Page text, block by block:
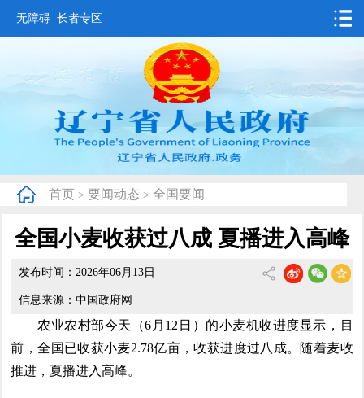
无障碍 长者专区
要闻动态
政务公开
互动交流
数据发布
省情概况
首页 > 要闻动态 > 全国要闻
全国小麦收获过八成 夏播进入高峰
发布时间：2026年06月13日
信息来源：中国政府网
农业农村部今天（6月12日）的小麦机收进度显示，目
前，全国已收获小麦2.78亿亩，收获进度过八成。随着麦收
推进，夏播进入高峰。